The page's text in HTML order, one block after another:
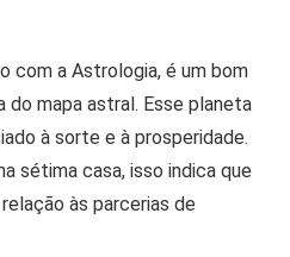
com a Astrologia, é um bom
do mapa astral. Esse planeta
à sorte e à prosperidade.
sétima casa, isso indica que
às parcerias de